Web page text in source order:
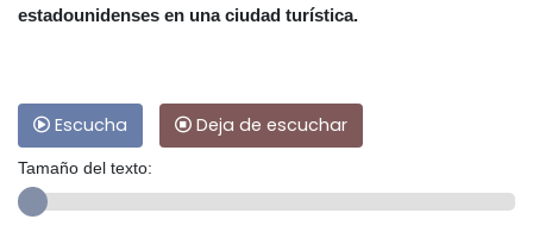
estadounidenses en una ciudad turística.
Escucha Deja de escuchar
Tamaño del texto: